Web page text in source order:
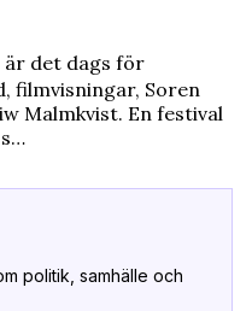
är det dags för
filmvisningar, Soren
Malmkvist. En festival
politik, samhälle och